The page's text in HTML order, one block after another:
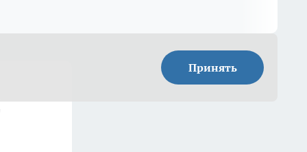
Принять